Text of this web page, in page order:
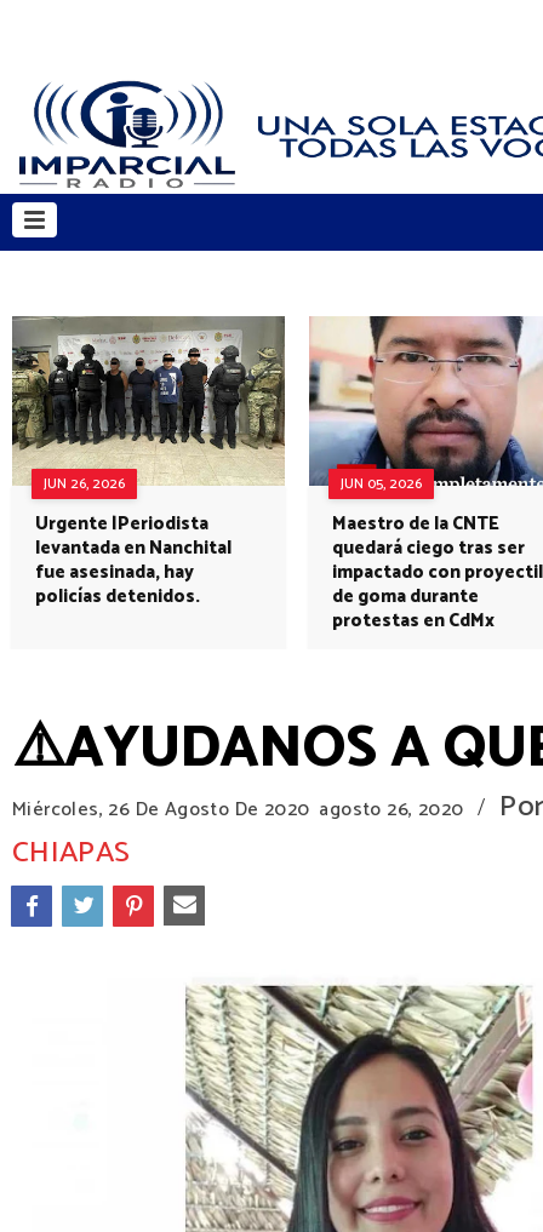
JUN 26, 2026
Urgente |Periodista
levantada en Nanchital
fue asesinada, hay
policías detenidos.
JUN 05, 2026
Maestro de la CNTE
quedará ciego tras ser
impactado con proyectil
de goma durante
protestas en CdMx
⚠️AYUDANOS A
Miércoles, 26 De Agosto De 2020 agosto 26, 2020 /
CHIAPAS